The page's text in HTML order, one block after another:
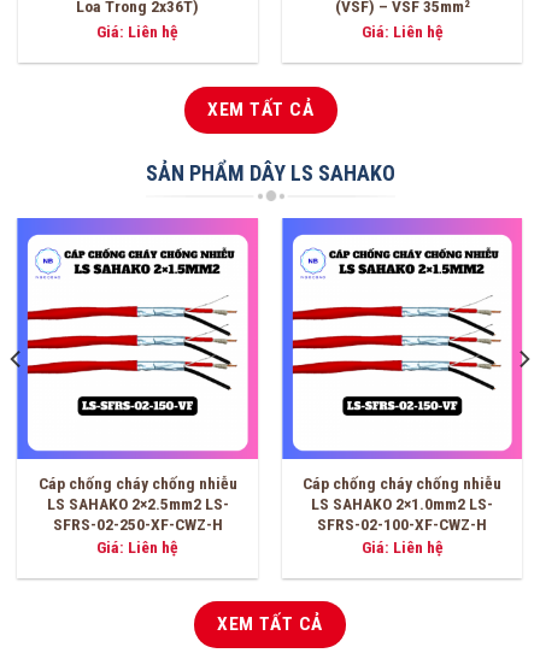
Loa Trong 2x36T)
Giá: Liên hệ
(VSF) – VSF 35mm²
Giá: Liên hệ
XEM TẤT CẢ
SẢN PHẨM DÂY LS SAHAKO
Cáp chống cháy chống nhiễu
LS SAHAKO 2×2.5mm2 LS-
SFRS-02-250-XF-CWZ-H
Giá: Liên hệ
Cáp chống cháy chống nhiễu
LS SAHAKO 2×1.0mm2 LS-
SFRS-02-100-XF-CWZ-H
Giá: Liên hệ
XEM TẤT CẢ